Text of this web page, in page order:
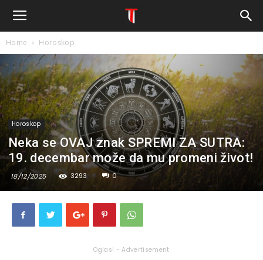
Home Horoskop
Horoskop
Neka se OVAJ znak SPREMI ZA SUTRA:
19. decembar može da mu promeni život!
18/12/2025 3293 0
Oglasi - Advertisement